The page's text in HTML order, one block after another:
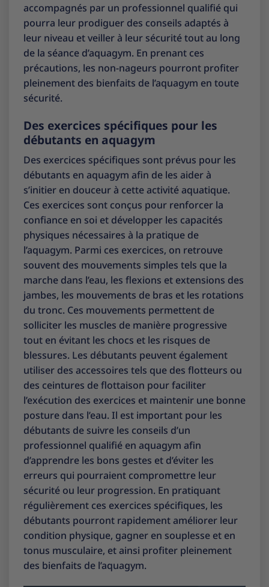
accompagnés par un professionnel qualifié qui
pourra leur prodiguer des conseils adaptés à
leur niveau et veiller à leur sécurité tout au long
de la séance d’aquagym. En prenant ces
précautions, les non-nageurs pourront profiter
pleinement des bienfaits de l’aquagym en toute
sécurité.
Des exercices spécifiques pour les
débutants en aquagym
Des exercices spécifiques sont prévus pour les
débutants en aquagym afin de les aider à
s’initier en douceur à cette activité aquatique.
Ces exercices sont conçus pour renforcer la
confiance en soi et développer les capacités
physiques nécessaires à la pratique de
l’aquagym. Parmi ces exercices, on retrouve
souvent des mouvements simples tels que la
marche dans l’eau, les flexions et extensions des
jambes, les mouvements de bras et les rotations
du tronc. Ces mouvements permettent de
solliciter les muscles de manière progressive
tout en évitant les chocs et les risques de
blessures. Les débutants peuvent également
utiliser des accessoires tels que des flotteurs ou
des ceintures de flottaison pour faciliter
l’exécution des exercices et maintenir une bonne
posture dans l’eau. Il est important pour les
débutants de suivre les conseils d’un
professionnel qualifié en aquagym afin
d’apprendre les bons gestes et d’éviter les
erreurs qui pourraient compromettre leur
sécurité ou leur progression. En pratiquant
régulièrement ces exercices spécifiques, les
débutants pourront rapidement améliorer leur
condition physique, gagner en souplesse et en
tonus musculaire, et ainsi profiter pleinement
des bienfaits de l’aquagym.